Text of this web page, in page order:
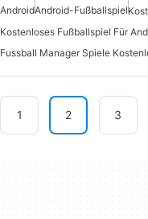
AndroidAndroid-Fußballspiel
Kostenloses Fußballspiel Für
1 2 3